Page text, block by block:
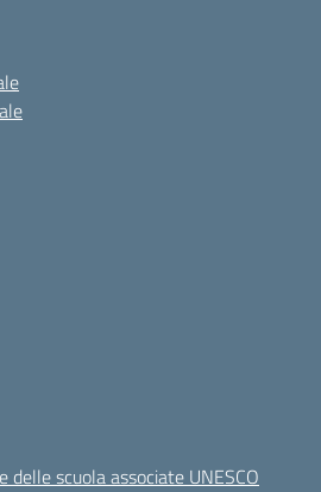
scuola associate UNESCO